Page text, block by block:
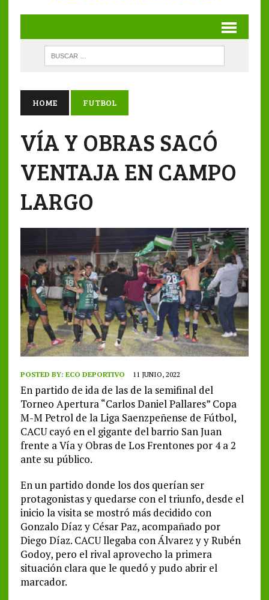
HOME FUTBOL
VÍA Y OBRAS SACÓ
VENTAJA EN CAMPO
LARGO
POSTED BY: ECO DEPORTIVO 11 JUNIO, 2022
En partido de ida de las de la semifinal del
Torneo Apertura “Carlos Daniel Pallares” Copa
M-M Petrol de la Liga Saenzpeñense de Fútbol,
CACU cayó en el gigante del barrio San Juan
frente a Vía y Obras de Los Frentones por 4 a 2
ante su público.
En un partido donde los dos querían ser
protagonistas y quedarse con el triunfo, desde el
inicio la visita se mostró más decidido con
Gonzalo Díaz y César Paz, acompañado por
Diego Díaz. CACU llegaba con Álvarez y y Rubén
Godoy, pero el rival aprovecho la primera
situación clara que le quedó y pudo abrir el
marcador.